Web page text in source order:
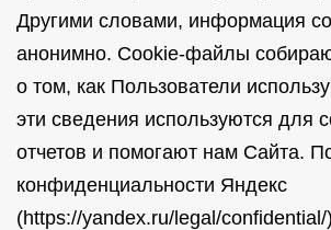
Другими словами, информация
анонимно. Cookie-файлы
о том, как Пользователи
эти сведения используются для
отчетов и помогают нам Сайта.
конфиденциальности Яндекс
(https://yandex.ru/legal/confidential/)